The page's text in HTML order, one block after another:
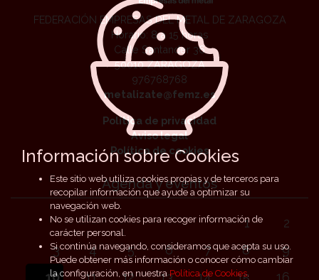
FEDERACIÓN EMPRESAS DEL METAL DE ZARAGOZA
Horario: 8 a 15 horas
Calle Santander 36
50010 ZARAGOZA
976768768
metalizate@femz.es
Política de privacidad
Aviso legal
Política de cookies
Agenda y eventos
1
2
3
4 5 6 7 8
9
Información sobre Cookies
Este sitio web utiliza cookies propias y de terceros para
recopilar información que ayude a optimizar su
navegación web.
No se utilizan cookies para recoger información de
carácter personal.
Si continúa navegando, consideramos que acepta su uso.
Puede obtener más información o conocer cómo cambiar
la configuración, en nuestraPolítica de Cookies.